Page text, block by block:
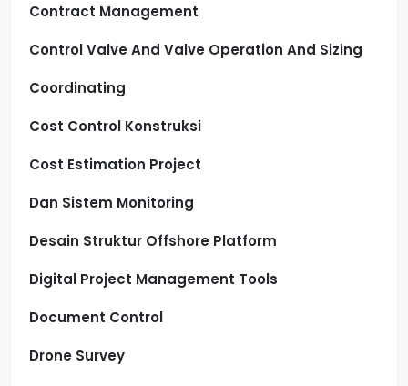
Contract Management
Control Valve And Valve Operation And Sizing
Coordinating
Cost Control Konstruksi
Cost Estimation Project
Dan Sistem Monitoring
Desain Struktur Offshore Platform
Digital Project Management Tools
Document Control
Drone Survey